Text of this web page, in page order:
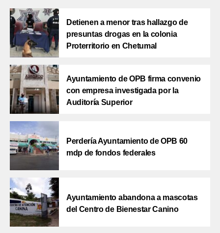
Detienen a menor tras hallazgo de
presuntas drogas en la colonia
Proterritorio en Chetumal
Ayuntamiento de OPB firma convenio
con empresa investigada por la
Auditoría Superior
Perdería Ayuntamiento de OPB 60
mdp de fondos federales
Ayuntamiento abandona a mascotas
del Centro de Bienestar Canino